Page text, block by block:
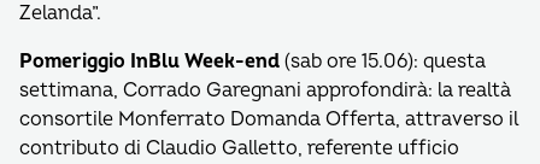
Zelanda”.
Pomeriggio InBlu Week-end (sab ore 15.06): questa
settimana, Corrado Garegnani approfondirà: la realtà
consortile Monferrato Domanda Offerta, attraverso il
contributo di Claudio Galletto, referente ufficio